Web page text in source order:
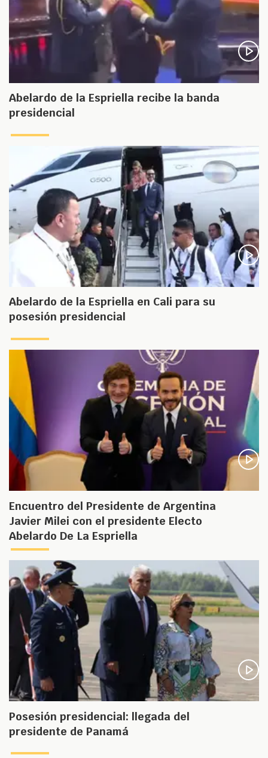
Abelardo de la Espriella recibe la banda
presidencial
Abelardo de la Espriella en Cali para su
posesión presidencial
Encuentro del Presidente de Argentina
Javier Milei con el presidente Electo
Abelardo De La Espriella
Posesión presidencial: llegada del
presidente de Panamá